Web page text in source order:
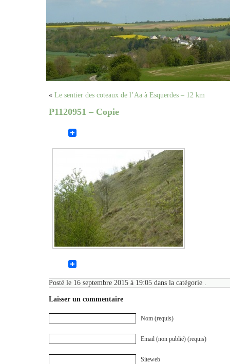
« Le sentier des coteaux de l’Aa à Esquerdes – 12 km
P1120951 – Copie
Posté le 16 septembre 2015 à 19:05 dans la catégorie .
Laisser un commentaire
Nom (requis)
Email (non publié) (requis)
Siteweb